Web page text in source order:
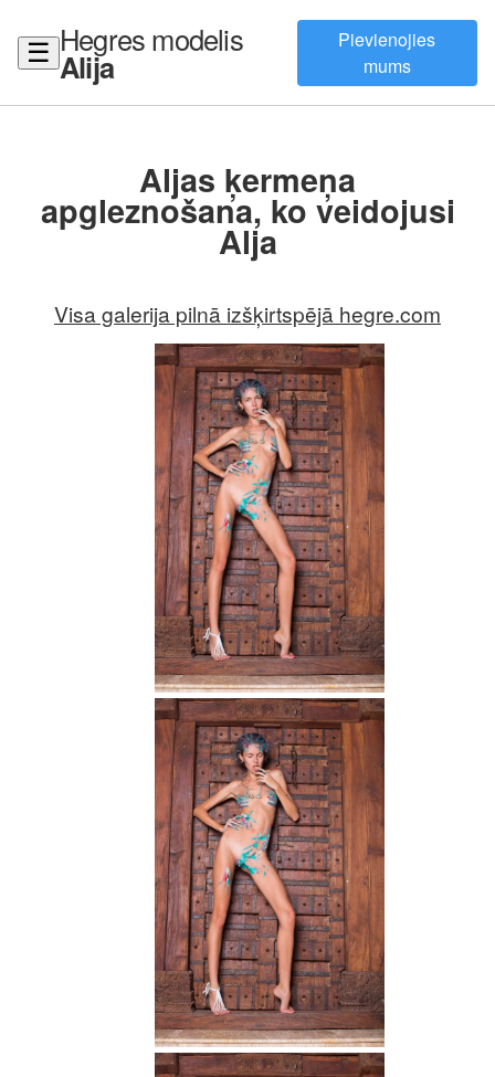
☰ Hegres modelis
Alija
Pievienojies
mums
Aljas ķermeņa
apgleznošana, ko veidojusi
Alja
Visa galerija pilnā izšķirtspējā hegre.com